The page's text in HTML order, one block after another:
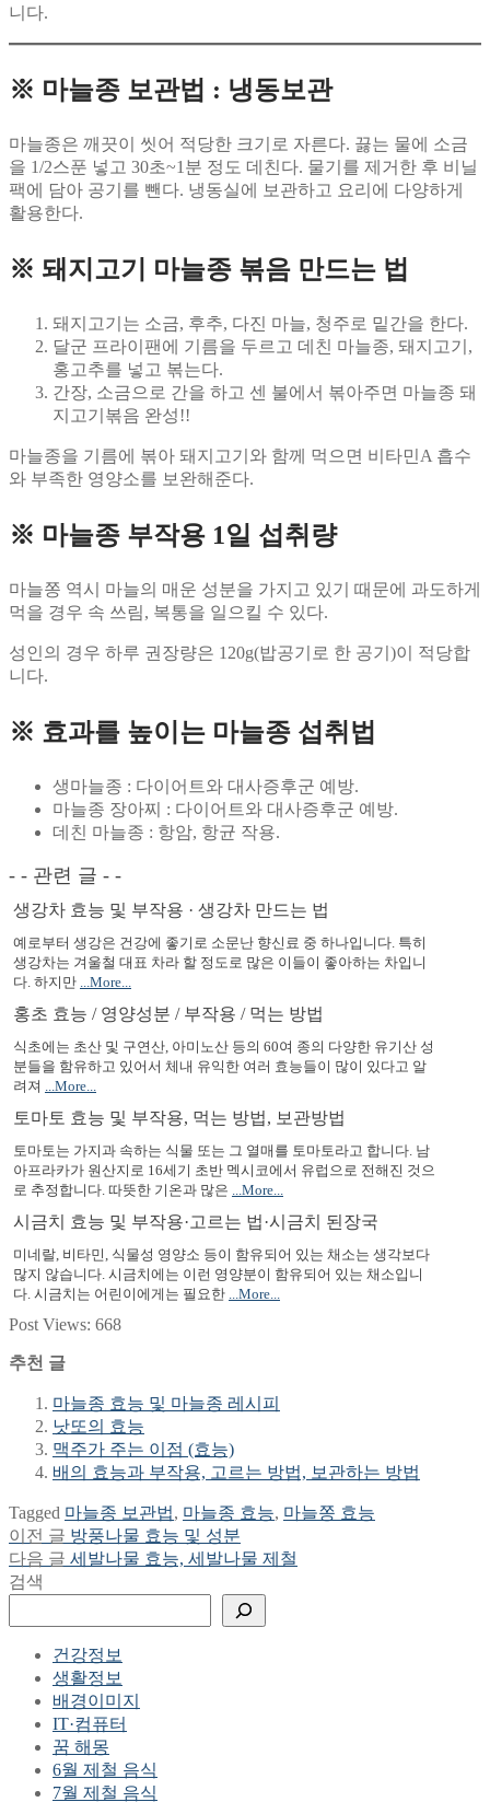
니다.
※ 마늘종 보관법 : 냉동보관
마늘종은 깨끗이 씻어 적당한 크기로 자른다. 끓는 물에 소금
을 1/2스푼 넣고 30초~1분 정도 데친다. 물기를 제거한 후 비닐
팩에 담아 공기를 뺀다. 냉동실에 보관하고 요리에 다양하게
활용한다.
※ 돼지고기 마늘종 볶음 만드는 법
돼지고기는 소금, 후추, 다진 마늘, 청주로 밑간을 한다.
달군 프라이팬에 기름을 두르고 데친 마늘종, 돼지고기,
홍고추를 넣고 볶는다.
간장, 소금으로 간을 하고 센 불에서 볶아주면 마늘종 돼
지고기볶음 완성!!
마늘종을 기름에 볶아 돼지고기와 함께 먹으면 비타민A 흡수
와 부족한 영양소를 보완해준다.
※ 마늘종 부작용 1일 섭취량
마늘쫑 역시 마늘의 매운 성분을 가지고 있기 때문에 과도하게
먹을 경우 속 쓰림, 복통을 일으킬 수 있다.
성인의 경우 하루 권장량은 120g(밥공기로 한 공기)이 적당합
니다.
※ ​효과를 높이는 마늘종 섭취법
​생마늘종 : 다이어트와 대사증후군 예방.
​마늘종 장아찌 : 다이어트와 대사증후군 예방.
데친 마늘종 : 항암, 항균 작용.
- - 관련 글 - -
생강차 효능 및 부작용 · 생강차 만드는 법
예로부터 생강은 건강에 좋기로 소문난 향신료 중 하나입니다. 특히
생강차는 겨울철 대표 차라 할 정도로 많은 이들이 좋아하는 차입니
다. 하지만
...More...
홍초 효능 / 영양성분 / 부작용 / 먹는 방법
식초에는 초산 및 구연산, 아미노산 등의 60여 종의 다양한 유기산 성
분들을 함유하고 있어서 체내 유익한 여러 효능들이 많이 있다고 알
려져
...More...
토마토 효능 및 부작용, 먹는 방법, 보관방법
토마토는 가지과 속하는 식물 또는 그 열매를 토마토라고 합니다. 남
아프라카가 원산지로 16세기 초반 멕시코에서 유럽으로 전해진 것으
로 추정합니다. 따뜻한 기온과 많은
...More...
시금치 효능 및 부작용·고르는 법·시금치 된장국
미네랄, 비타민, 식물성 영양소 등이 함유되어 있는 채소는 생각보다
많지 않습니다. 시금치에는 이런 영양분이 함유되어 있는 채소입니
다. 시금치는 어린이에게는 필요한
...More...
Post Views: 668
추천 글
마늘종 효능 및 마늘종 레시피
낫또의 효능
맥주가 주는 이점 (효능)
배의 효능과 부작용, 고르는 방법, 보관하는 방법
Tagged 마늘종 보관법, 마늘종 효능, 마늘쫑 효능
글
탐
이전 글 Previous
post:
방풍나물 효능 및 성분
다음 글 Next
세발나물 효능, 세발나물 제철
검색
건강정보
생활정보
배경이미지
IT·컴퓨터
꿈 해몽
6월 제철 음식
7월 제철 음식